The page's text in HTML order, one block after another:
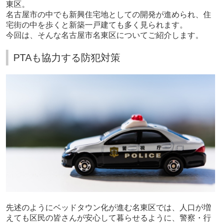
東区。
名古屋市の中でも新興住宅地としての開発が進められ、住
宅街の中を歩くと新築一戸建ても多く見られます。
今回は、そんな名古屋市名東区についてご紹介します。
PTAも協力する防犯対策
先述のようにベッドタウン化が進む名東区では、人口が増
えても区民の皆さんが安心して暮らせるように、警察・行